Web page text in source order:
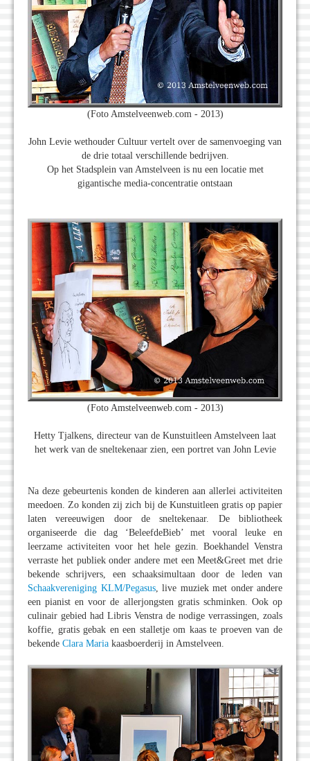
(Foto Amstelveenweb.com - 2013)
John Levie wethouder Cultuur vertelt over de samenvoeging van
de drie totaal verschillende bedrijven.
Op het Stadsplein van Amstelveen is nu een locatie met
gigantische media-concentratie ontstaan
(Foto Amstelveenweb.com - 2013)
Hetty Tjalkens, directeur van de Kunstuitleen Amstelveen laat
het werk van de sneltekenaar zien, een portret van John Levie
Na deze gebeurtenis konden de kinderen aan allerlei activiteiten
meedoen. Zo konden zij zich bij de Kunstuitleen gratis op papier
laten vereeuwigen door de sneltekenaar. De bibliotheek
organiseerde die dag ‘BeleefdeBieb’ met vooral leuke en
leerzame activiteiten voor het hele gezin. Boekhandel Venstra
verraste het publiek onder andere met een Meet&Greet met drie
bekende schrijvers, een schaaksimultaan door de leden van
Schaakvereniging KLM/Pegasus, live muziek met onder andere
een pianist en voor de allerjongsten gratis schminken. Ook op
culinair gebied had Libris Venstra de nodige verrassingen, zoals
koffie, gratis gebak en een stalletje om kaas te proeven van de
bekende Clara Maria kaasboerderij in Amstelveen.